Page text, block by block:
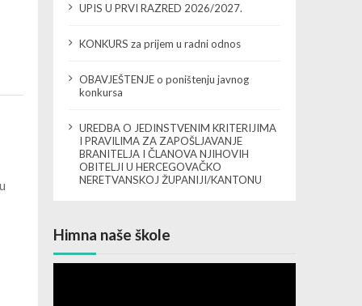
UPIS U PRVI RAZRED 2026/2027.
KONKURS za prijem u radni odnos
OBAVJEŠTENJE o poništenju javnog
konkursa
UREDBA O JEDINSTVENIM KRITERIJIMA
I PRAVILIMA ZA ZAPOŠLJAVANJE
BRANITELJA I ČLANOVA NJIHOVIH
OBITELJI U HERCEGOVAČKO
NERETVANSKOJ ŽUPANIJI/KANTONU
Himna naše škole